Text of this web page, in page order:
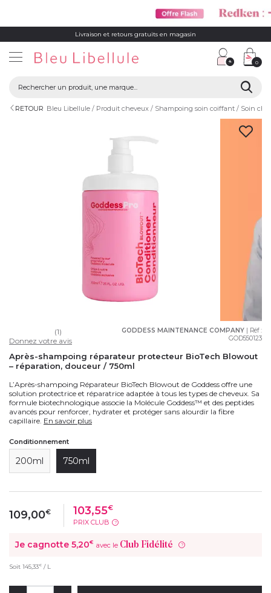
Livraison et retours gratuits en magasin
0
RETOUR Bleu Libellule Produit cheveux Shampoing soin coiffant Soin
GODDESS MAINTENANCE COMPANY | Réf :
GOD550123
(1)
Donnez votre avis
Après-shampoing réparateur protecteur BioTech Blowout
– réparation, douceur / 750ml
L’Après-shampoing Réparateur BioTech Blowout de Goddess offre une
solution protectrice et réparatrice adaptée à tous les types de cheveux. Sa
formule biotechnologique associe la Molécule Goddess™ et des peptides
avancés pour renforcer, hydrater et protéger sans alourdir la fibre
capillaire. En savoir plus
Conditionnement
200ml 750ml
109,00€ 103,55€
PRIX CLUB ?
Je cagnotte 5,20€ avec le Club Fidélité ?
Soit 145,33€ / L